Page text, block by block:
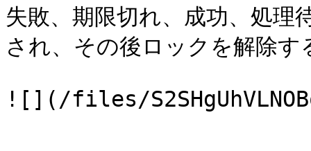
失敗、期限切れ、成功、処理
され、その後ロックを解除